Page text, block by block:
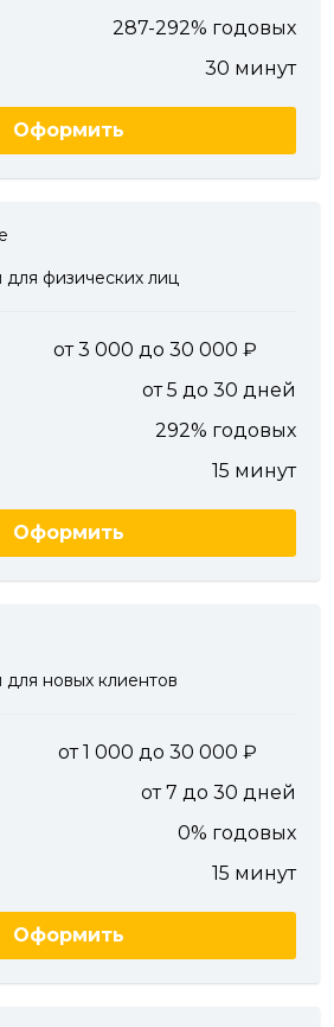
287-292% годовых
30 минут
Оформить
для физических лиц
от 3 000 до 30 000
от 5 до 30 дней
292% годовых
15 минут
Оформить
для новых клиентов
от 1 000 до 30 000
от 7 до 30 дней
0% годовых
15 минут
Оформить